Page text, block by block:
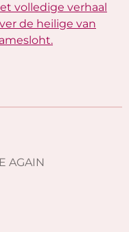
volledige verhaal
de heilige van
AGAIN